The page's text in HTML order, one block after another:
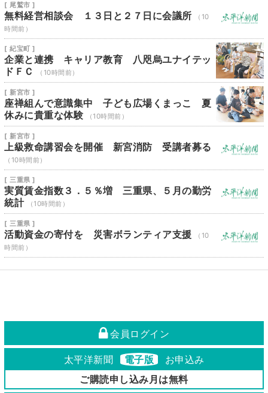
[ 尾鷲市 ]
無料経営相談会 １３日と２７日に会議所
（10
時間前）
[ 紀宝町 ]
企業と連携 キャリア教育 八咫烏ユナイテッ
ドＦＣ
（10時間前）
[ 新宮市 ]
座禅組んで意識集中 子ども広場くまっこ 夏
休みに貴重な体験
（10時間前）
[ 新宮市 ]
上級救命講習会を開催 新宮消防 受講者募る
（10時間前）
[ 三重県 ]
実質賃金指数３．５％増 三重県、５月の勤労
統計
（10時間前）
[ 三重県 ]
活動資金の寄付を 災害ボランティア支援
（10
時間前）
会員ログイン
太平洋新聞 電子版
お申込み
ご購読申し込み月は無料